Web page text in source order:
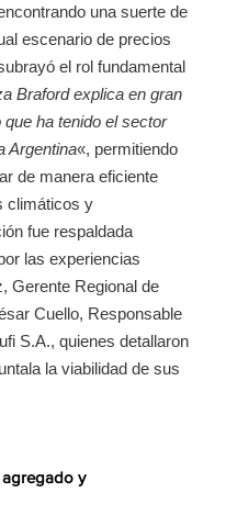
una suerte de
escenario de precios
el rol fundamental
Braford explica en gran
ha tenido el sector
Argentina«, permitiendo
de manera eficiente
climáticos y
fue respaldada
las experiencias
Gerente Regional de
Cuello, Responsable
S.A., quienes detallaron
la viabilidad de sus
agregado y